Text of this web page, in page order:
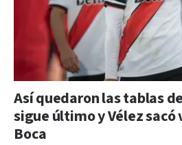
Así quedaron las tablas
sigue último y Vélez
Boca